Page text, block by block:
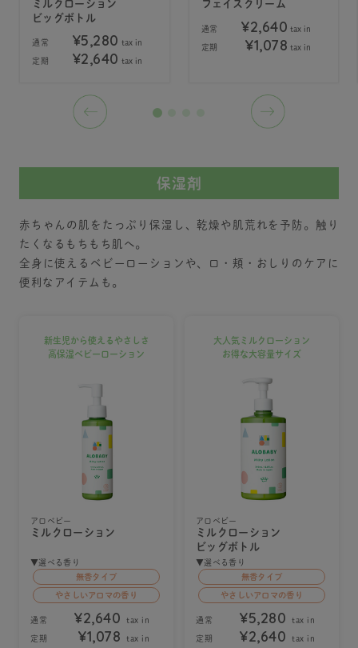
ミルクローション
ビッグボトル
通常 ¥5,280 tax in
定期 ¥2,640 tax in
フェイスクリーム
通常 ¥2,640 tax in
定期 ¥1,078 tax in
保湿剤
赤ちゃんの肌をたっぷり保湿し、乾燥や肌荒れを予防。触り
たくなるもちもち肌へ。
全身に使えるベビーローションや、口・頬・おしりのケアに
便利なアイテムも。
新生児から使えるやさしさ
高保湿ベビーローション
アロベビー
ミルクローション
▼選べる香り
無香タイプ
やさしいアロマの香り
通常 ¥2,640 tax in
定期 ¥1,078 tax in
大人気ミルクローション
お得な大容量サイズ
アロベビー
ミルクローション
ビッグボトル
▼選べる香り
無香タイプ
やさしいアロマの香り
通常 ¥5,280 tax in
定期 ¥2,640 tax in